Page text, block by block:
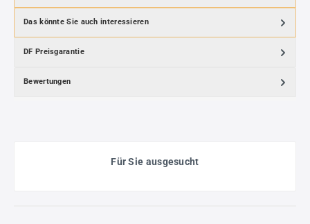
Das könnte Sie auch interessieren
DF Preisgarantie
Bewertungen
Für Sie ausgesucht